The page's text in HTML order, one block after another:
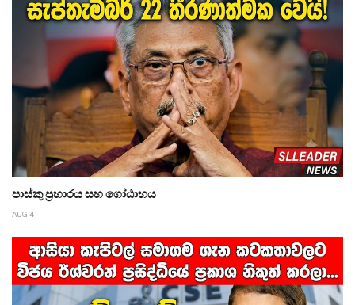
පාස්කු ප්‍රහාරය සහ ගෝඨාභය
AUG 4